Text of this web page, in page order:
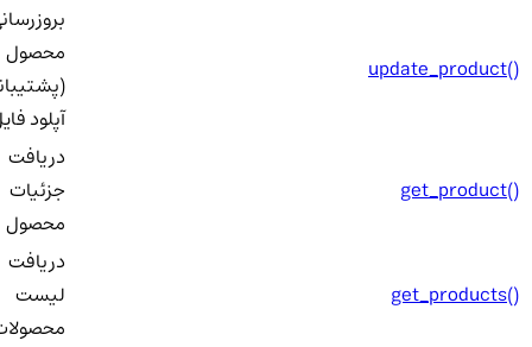
update_product()
بروزرسانی
محصول
آپلود
get_product()
دریافت
جزئیات
محصول
get_products()
دریافت
لیست
محصولات